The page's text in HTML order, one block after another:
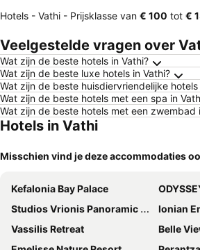
Hotels - Vathi - Prijsklasse van ‎€ 100 tot ‎€
Veelgestelde vragen over
Wat zijn de beste hotels in Vathi?
Wat zijn de beste luxe hotels in Vathi?
Wat zijn de beste huisdiervriendelijke hotels
Wat zijn de beste hotels met een spa in
Wat zijn de beste hotels met een zwembad
Hotels in Vathi
Misschien vind je deze accommodaties
Kefalonia Bay Palace
Studios Vrionis Panoramic Sunset
Ionian
Vassilis Retreat
Belle